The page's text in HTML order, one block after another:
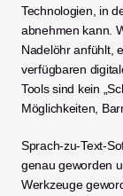
Technologien, in
abnehmen kann.
Nadelöhr anfühlt,
verfügbaren
Tools sind kein
Möglichkeiten,
Sprach-zu-Text-
genau geworden
Werkzeuge